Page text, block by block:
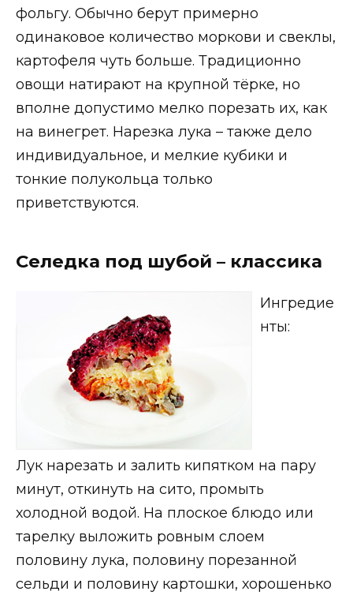
фольгу. Обычно берут примерно
одинаковое количество моркови и свеклы,
картофеля чуть больше. Традиционно
овощи натирают на крупной тёрке, но
вполне допустимо мелко порезать их, как
на винегрет. Нарезка лука – также дело
индивидуальное, и мелкие кубики и
тонкие полукольца только
приветствуются.
Селедка под шубой – классика
Ингредие
нты:
Лук нарезать и залить кипятком на пару
минут, откинуть на сито, промыть
холодной водой. На плоское блюдо или
тарелку выложить ровным слоем
половину лука, половину порезанной
сельди и половину картошки, хорошенько